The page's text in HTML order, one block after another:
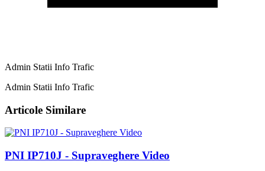
Admin Statii Info Trafic
Admin Statii Info Trafic
Articole Similare
PNI IP710J - Supraveghere Video